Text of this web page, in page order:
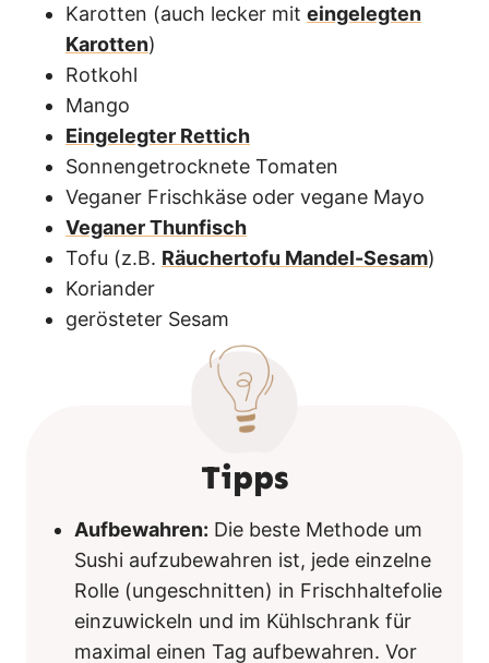
Karotten (auch lecker mit eingelegten
Karotten)
Rotkohl
Mango
Eingelegter Rettich
Sonnengetrocknete Tomaten
Veganer Frischkäse oder vegane Mayo
Veganer Thunfisch
Tofu (z.B. Räuchertofu Mandel-Sesam)
Koriander
gerösteter Sesam
Tipps
Aufbewahren: Die beste Methode um
Sushi aufzubewahren ist, jede einzelne
Rolle (ungeschnitten) in Frischhaltefolie
einzuwickeln und im Kühlschrank für
maximal einen Tag aufbewahren. Vor